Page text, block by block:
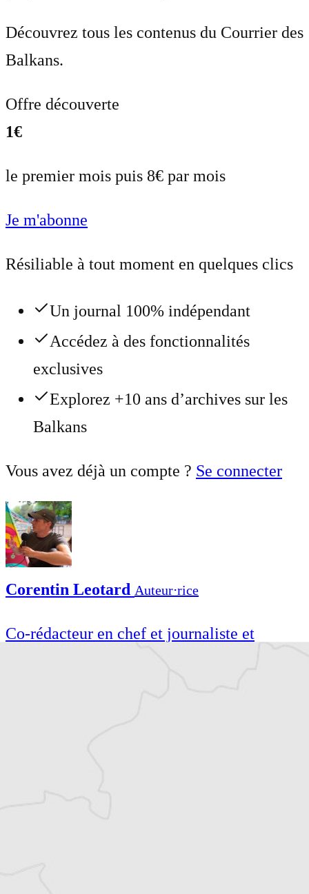
Découvrez tous les contenus du Courrier des
Balkans.
Offre découverte
1€
le premier mois puis 8€ par mois
Je m'abonne
Résiliable à tout moment en quelques clics
Un journal 100% indépendant
Accédez à des fonctionnalités
exclusives
Explorez +10 ans d’archives sur les
Balkans
Vous avez déjà un compte ? Se connecter
Corentin Leotard Auteur⋅rice
Co-rédacteur en chef et journaliste et